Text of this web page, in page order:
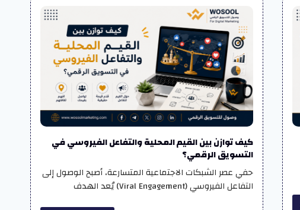
كيف توازن بين القيم المحلية والتفاعل الفيروسي في
التسويق الرقمي؟
حفي عصر الشبكات الاجتماعية المتسارعة، أصبح الوصول إلى
التفاعل الفيروسي (Viral Engagement) يُعد الهدف